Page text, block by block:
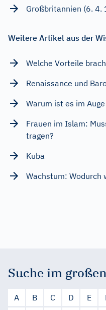
Großbritannien (6. 4.
Weitere Artikel aus der
Welche Vorteile
Renaissance und
Warum ist es im
Frauen im Islam:
tragen?
Kuba
Wachstum: Wodurch
Suche im
A B C D E